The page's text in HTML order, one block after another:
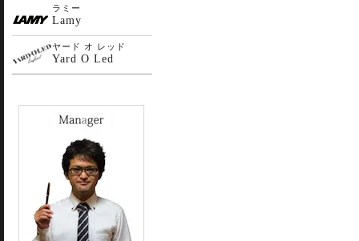
ラミー
Lamy
ヤード オ レッド
Yard O Led